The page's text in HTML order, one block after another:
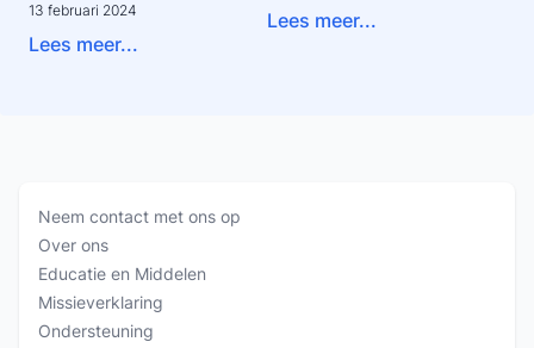
13 februari 2024
Lees meer...
Lees meer...
Neem contact met ons op
Over ons
Educatie en Middelen
Missieverklaring
Ondersteuning